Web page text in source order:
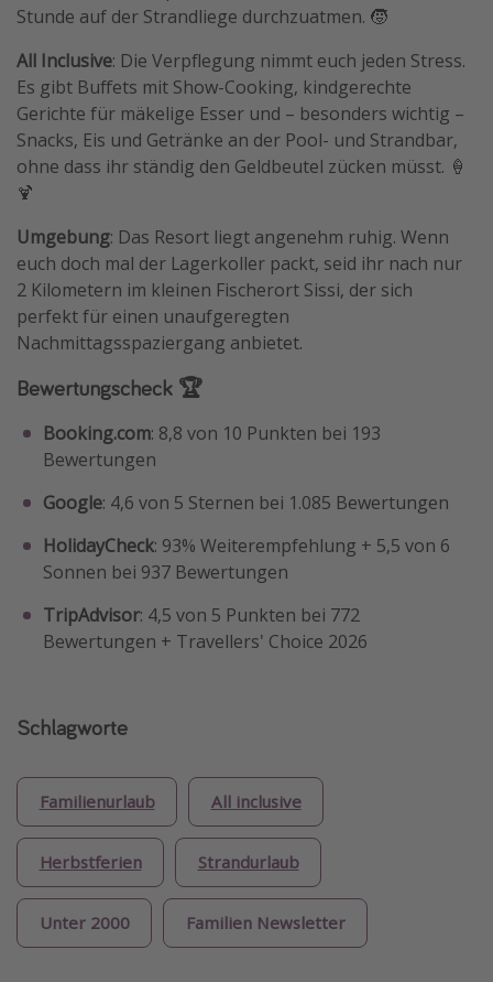
Stunde auf der Strandliege durchzuatmen. 🧒
All Inclusive: Die Verpflegung nimmt euch jeden Stress.
Es gibt Buffets mit Show-Cooking, kindgerechte
Gerichte für mäkelige Esser und – besonders wichtig –
Snacks, Eis und Getränke an der Pool- und Strandbar,
ohne dass ihr ständig den Geldbeutel zücken müsst. 🍦
🍹
Umgebung: Das Resort liegt angenehm ruhig. Wenn
euch doch mal der Lagerkoller packt, seid ihr nach nur
2 Kilometern im kleinen Fischerort Sissi, der sich
perfekt für einen unaufgeregten
Nachmittagsspaziergang anbietet.
Bewertungscheck 🏆
Booking.com: 8,8 von 10 Punkten bei 193
Bewertungen
Google: 4,6 von 5 Sternen bei 1.085 Bewertungen
HolidayCheck: 93% Weiterempfehlung + 5,5 von 6
Sonnen bei 937 Bewertungen
TripAdvisor: 4,5 von 5 Punkten bei 772
Bewertungen + Travellers' Choice 2026
Schlagworte
Familienurlaub All inclusive
Herbstferien Strandurlaub
Unter 2000 Familien Newsletter